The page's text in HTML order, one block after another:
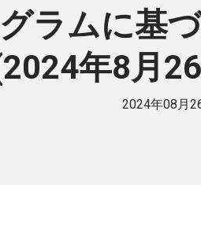
ラムに基
年8月
2024年08月